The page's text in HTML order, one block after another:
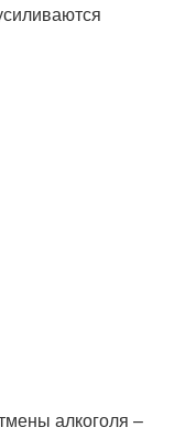
алкоголя –